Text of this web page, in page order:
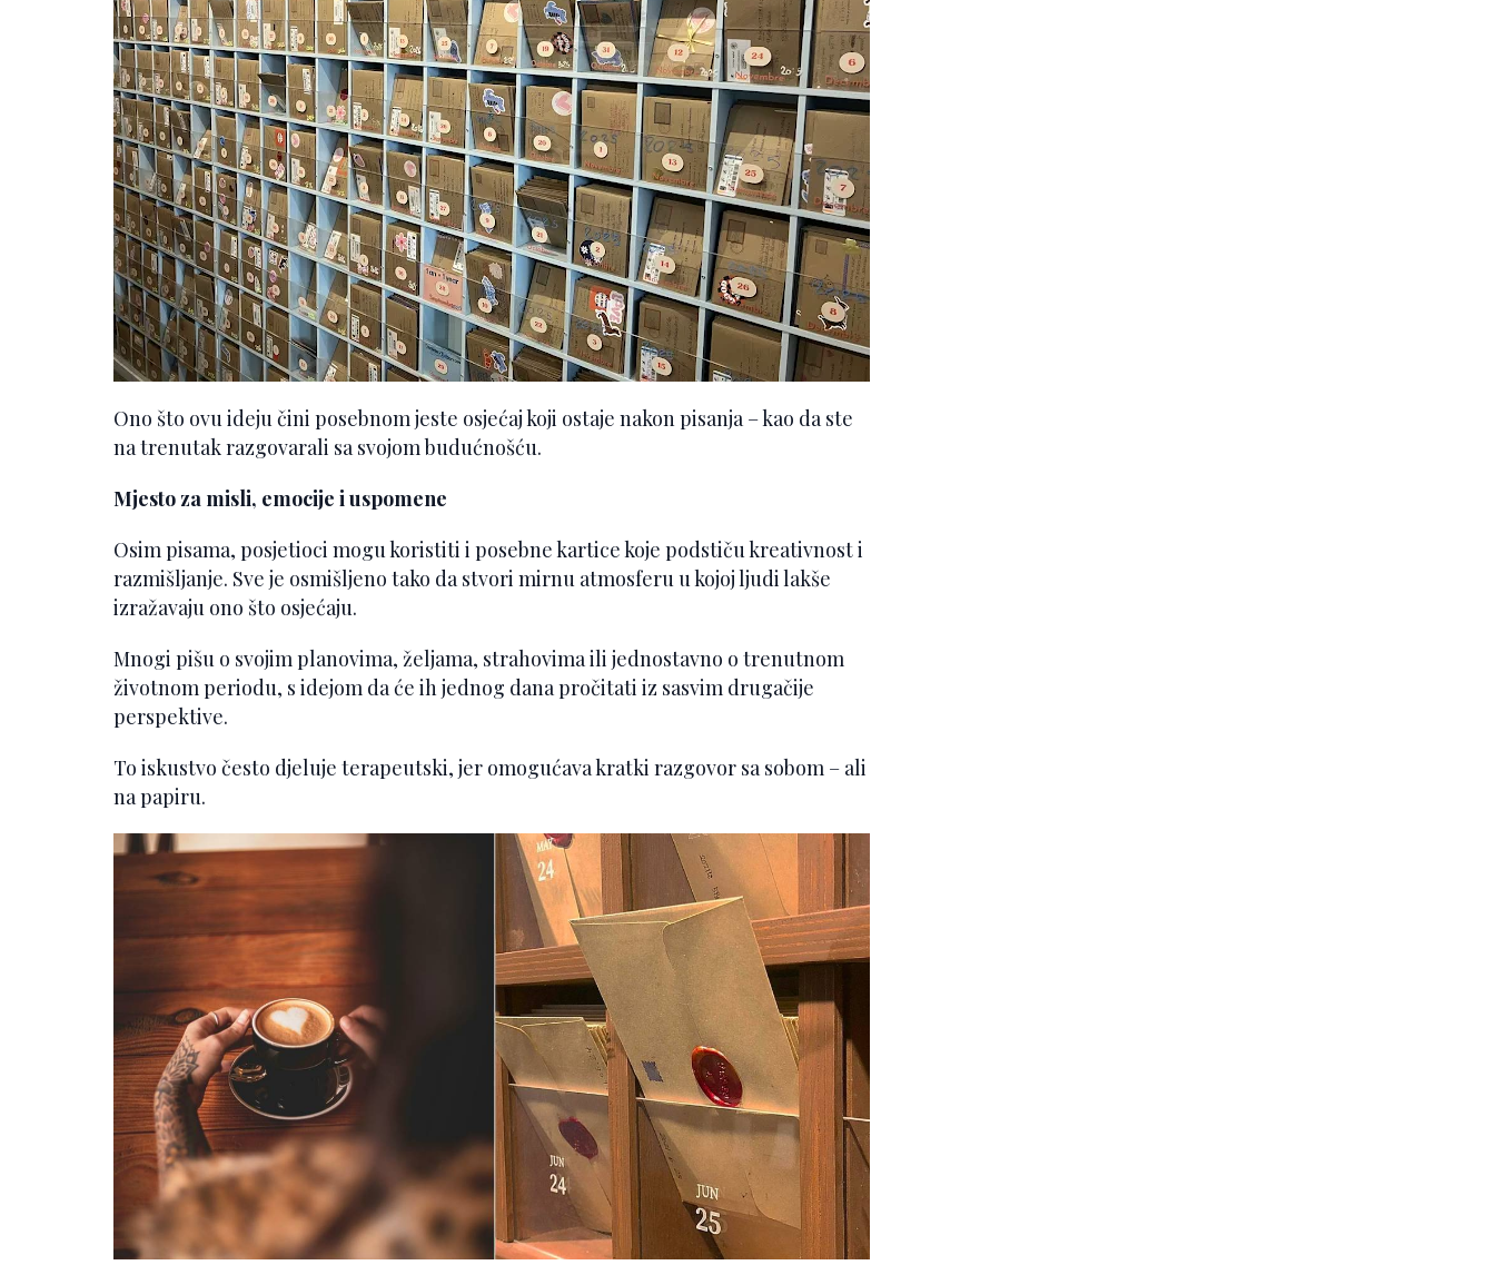
Ono što ovu ideju čini posebnom jeste osjećaj koji ostaje nakon pisanja – kao da ste
na trenutak razgovarali sa svojom budućnošću.
Mjesto za misli, emocije i uspomene
Osim pisama, posjetioci mogu koristiti i posebne kartice koje podstiču kreativnost i
razmišljanje. Sve je osmišljeno tako da stvori mirnu atmosferu u kojoj ljudi lakše
izražavaju ono što osjećaju.
Mnogi pišu o svojim planovima, željama, strahovima ili jednostavno o trenutnom
životnom periodu, s idejom da će ih jednog dana pročitati iz sasvim drugačije
perspektive.
To iskustvo često djeluje terapeutski, jer omogućava kratki razgovor sa sobom – ali
na papiru.